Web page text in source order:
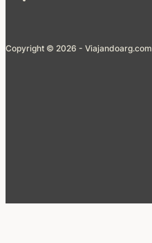
Copyright © 2026 - Viajandoarg.com